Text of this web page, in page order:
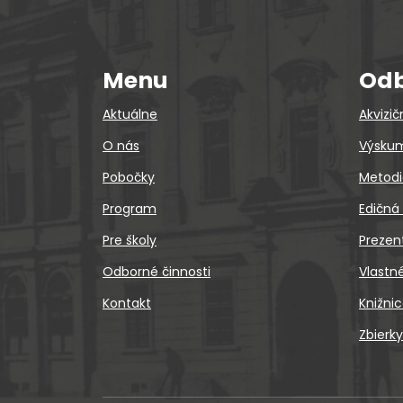
Menu
Aktuálne
O nás
Pobočky
Program
Pre školy
Odborné činnosti
Kontakt
Zbierky